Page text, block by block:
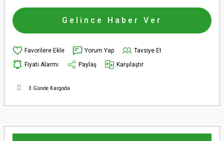
Gelince Haber Ver
Yorum Yap
Tavsiye Et
Fiyatı Alarmı
Paylaş Karşılaştır
3 Günde Kargoda